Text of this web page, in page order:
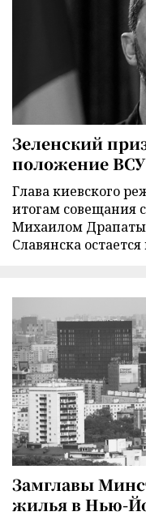
Зеленский
положение
Глава киевского
итогам совещания
Михаилом
Славянска
Замглавы
жилья в Нью-